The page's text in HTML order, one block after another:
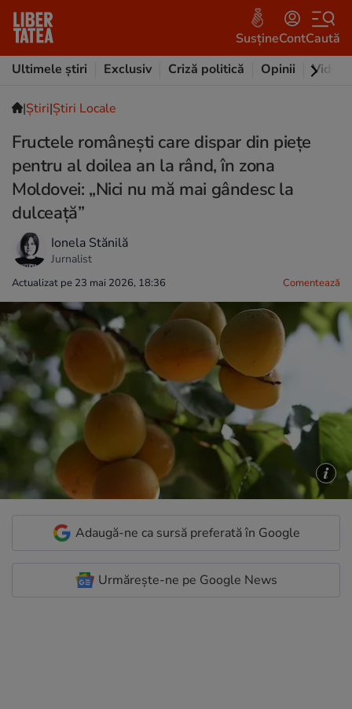
SusțineContCaută
Ultimele știri
Exclusiv Criză politică Opinii Video
|Ştiri|Știri Locale
Fructele românești care dispar din piețe
pentru al doilea an la rând, în zona
Moldovei: „Nici nu mă mai gândesc la
dulceaţă”
Ionela Stănilă
Jurnalist
Actualizat pe 23 mai 2026, 18:36 Comentează
Adaugă-ne ca sursă preferată în Google
Urmărește-ne pe Google News